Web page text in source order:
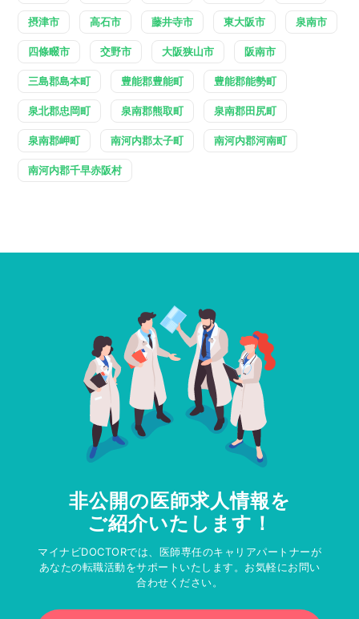
摂津市 高石市 藤井寺市 東大阪市 泉南市
四條畷市 交野市 大阪狭山市 阪南市
三島郡島本町 豊能郡豊能町 豊能郡能勢町
泉北郡忠岡町 泉南郡熊取町 泉南郡田尻町
泉南郡岬町 南河内郡太子町 南河内郡河南町
南河内郡千早赤阪村
非公開の医師求人情報を
ご紹介いたします！
マイナビDOCTORでは、医師専任のキャリアパートナーが
あなたの転職活動をサポートいたします。お気軽にお問い
合わせください。